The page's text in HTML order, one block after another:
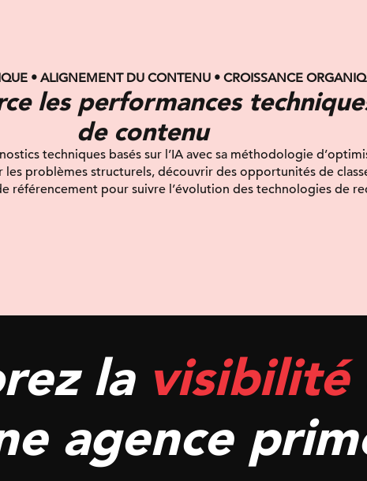
• ALIGNEMENT DU CONTENU • CROISSANCE
les performances
de contenu
techniques basés sur l’IA avec sa méthodologie
problèmes structurels, découvrir des opportunités de
référencement pour suivre l’évolution des technologies de
la visibilité
agence